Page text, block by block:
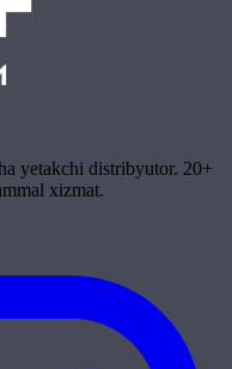
yetakchi distribyutor. 20+
xizmat.